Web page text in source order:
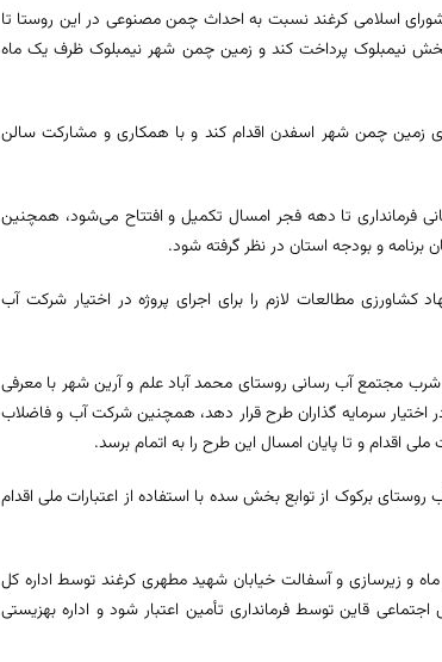
اسلامی کرغند نسبت به احداث چمن مصنوعی در این روستا تا
تومان برای کمک به بخش نیمبلوک پرداخت کند و زمین چمن شهر نیمبلوک ظرف یک ماه
زمین چمن شهر اسفدن اقدام کند و با همکاری و مشارکت سالن
کتابخانه شهر اسفدن با کمک ۳۰۰ میلیون تومانی فرمانداری تا دهه فجر امسال تکمیل و افتتاح می‌شود، همچنین
مطالعات لازم را برای اجرای پروژه در اختیار شرکت آب
شرب مجتمع آب رسانی روستای محمد آباد علم و آرین شهر با معرفی
اختیار سرمایه گذاران طرح قرار دهد، همچنین شرکت آب و فاضلاب
اقدام و تا پایان امسال این طرح را به اتمام برسد.
برکوک از توابع بخش سده با استفاده از اعتبارات ملی اقدام
و زیرسازی و آسفالت خیابان شهید مطهری کرغند توسط اداره کل
قاین توسط فرمانداری تأمین اعتبار شود و اداره بهزیستی